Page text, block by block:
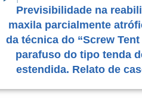
Previsibilidade na
maxila parcialmente
da técnica do “Screw
parafuso do tipo tenda
estendida. Relato de